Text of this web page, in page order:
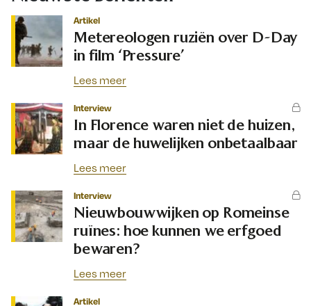
Artikel
Metereologen ruziën over D-Day
in film ‘Pressure’
Lees meer
Interview
In Florence waren niet de huizen,
maar de huwelijken onbetaalbaar
Lees meer
Interview
Nieuwbouwwijken op Romeinse
ruïnes: hoe kunnen we erfgoed
bewaren?
Lees meer
Artikel